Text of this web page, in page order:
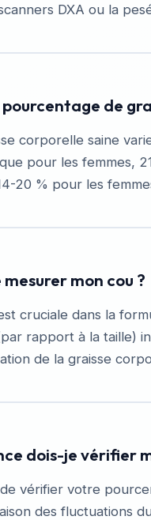
DXA ou la
de
corporelle saine
pour les femmes,
20 % pour les
mon cou ?
cruciale dans la
rapport à la taille)
de la graisse
dois-je vérifier
vérifier votre
des fluctuations